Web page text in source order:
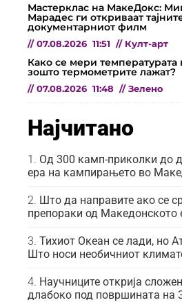
Мастерклас на МакеДокс:
Марадес ги откриваат
документарниот филм
// 07.08.2026 11:51 // Култ-арт
Како се мери температурата
зошто термометрите лажат?
// 07.08.2026 11:48 // Зелено
Најчитано
Од 300 камп-приколки до
ера на кампирањето во
Што да направите ако се
препораки од
Тихиот Океан се лади, но
Што носи необичниот
Научниците открија
длабоко под површината на